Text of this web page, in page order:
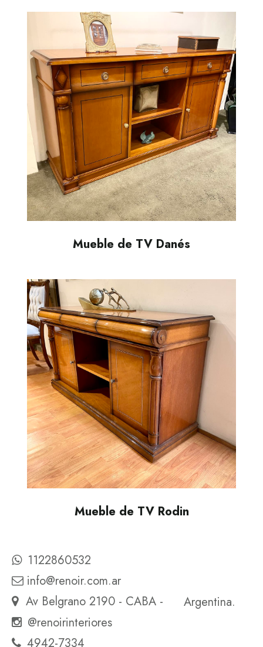
Mueble de TV Danés
Mueble de TV Rodin
1122860532
info@renoir.com.ar
Av Belgrano 2190 - CABA -
Argentina.
@renoirinteriores
4942-7334